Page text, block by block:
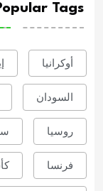
Tags
أوكرانيا
السودان
روسيا
فرنسا